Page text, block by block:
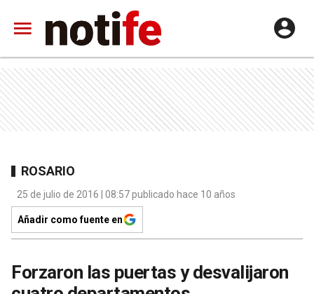
ROSARIO
25 de julio de 2016 | 08:57 publicado hace 10 años
Añadir como fuente en
Forzaron las puertas y desvalijaron